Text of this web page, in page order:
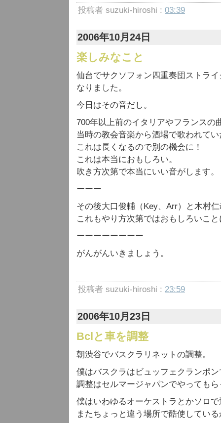
投稿者 suzuki-hiroshi : 03:39
2006年10月24日
楽しみなこと
仙台でサクソフォン四重奏団ストラ
なりました。
今日はその音だし。
700年以上前のイタリアやフランスの
当時の教会音楽から酒場で歌われて
これは長くなるので別の機会に！
これは本当におもしろい。
吹き方次第で本当にいい音がします。
ーーー
その後大口俊輔（Key、Arr）と木村
これもやり方次第ではおもしろいこ
ーーーーーーーー
がんがんいきましょう。
投稿者 suzuki-hiroshi : 23:59
2006年10月23日
Bclと車を調整
朝渋谷でバスクラリネットの調整。
僕はバスクラはビュッフェクランポ
調整はセルマージャパンでやっても
僕はいわゆるオーケストラとかソロ
またちょっと違う場所で酷使してい